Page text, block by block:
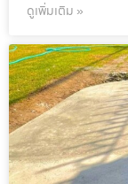
ดูเพิ่มเติม »